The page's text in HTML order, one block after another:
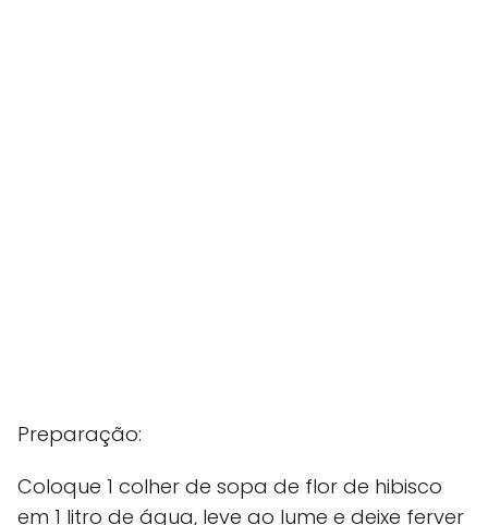
Preparação:
Coloque 1 colher de sopa de flor de hibisco
em 1 litro de água, leve ao lume e deixe ferver